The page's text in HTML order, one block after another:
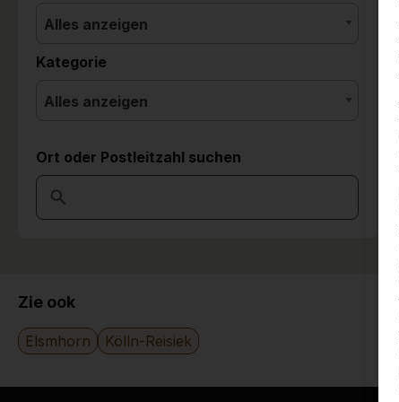
Alles anzeigen
Kategorie
Alles anzeigen
Ort oder Postleitzahl suchen
Zie ook
Elsmhorn Kölln-Reisiek